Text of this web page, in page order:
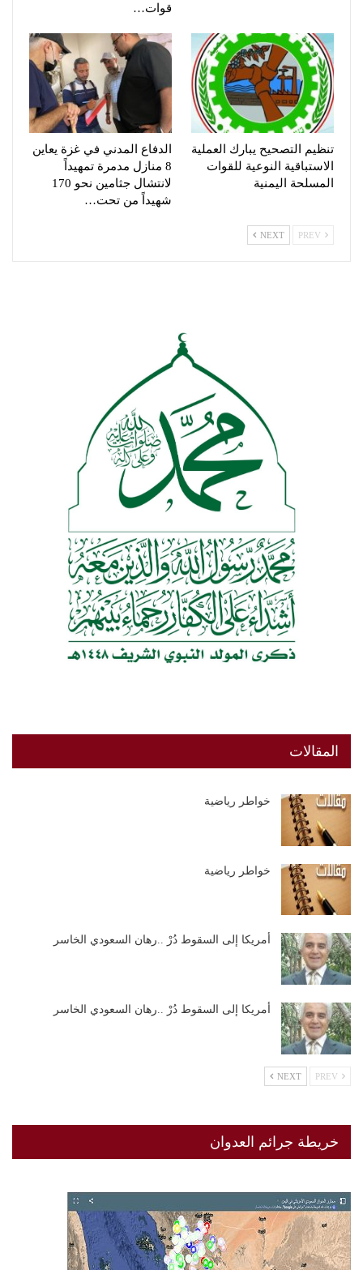
قوات…
تنظيم التصحيح يبارك العملية
الاستباقية النوعية للقوات
المسلحة اليمنية
الدفاع المدني في غزة يعاين
8 منازل مدمرة تمهيداً
لانتشال جثامين نحو 170
شهيداً من تحت…
NEXT
المقالات
خواطر رياضية
خواطر رياضية
أمريكا إلى السقوط دُرْ ..رهان السعودي الخاسر
أمريكا إلى السقوط دُرْ ..رهان السعودي الخاسر
NEXT
خريطة جرائم العدوان